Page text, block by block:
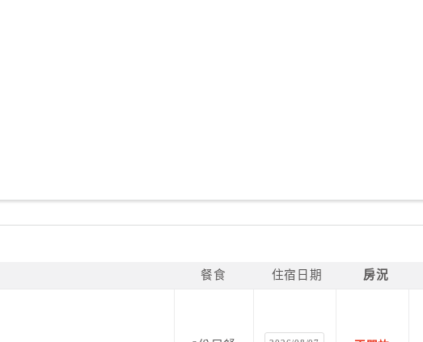
餐食 住宿日期 房況